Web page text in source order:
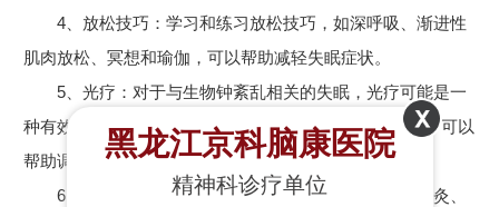
4、放松技巧：学习和练习放松技巧，如深呼吸、渐进性
肌肉放松、冥想和瑜伽，可以帮助减轻失眠症状。
5、光疗：对于与生物钟紊乱相关的失眠，光疗可能是一
种有效的治疗方法。通过暴露于特定强度和时间的光线，可以
帮助调整生物钟，改善睡眠节律。
6、替代疗法：一些患者可能会选择替代疗法，如针灸、
黑龙江京科脑康医院
精神科诊疗单位